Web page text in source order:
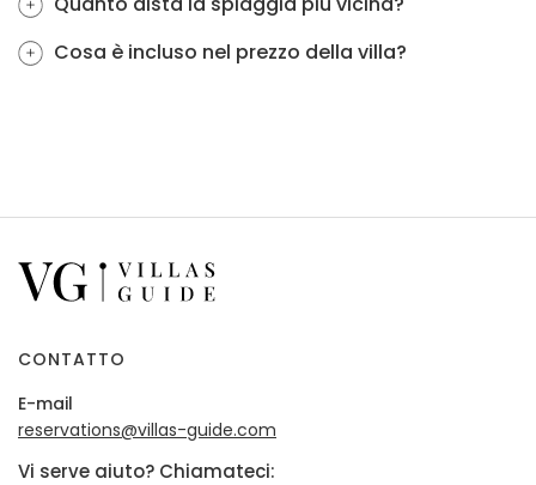
Cosa è incluso nel prezzo della villa?
CONTATTO
E-mail
reservations@villas-guide.com
Vi serve aiuto? Chiamateci: